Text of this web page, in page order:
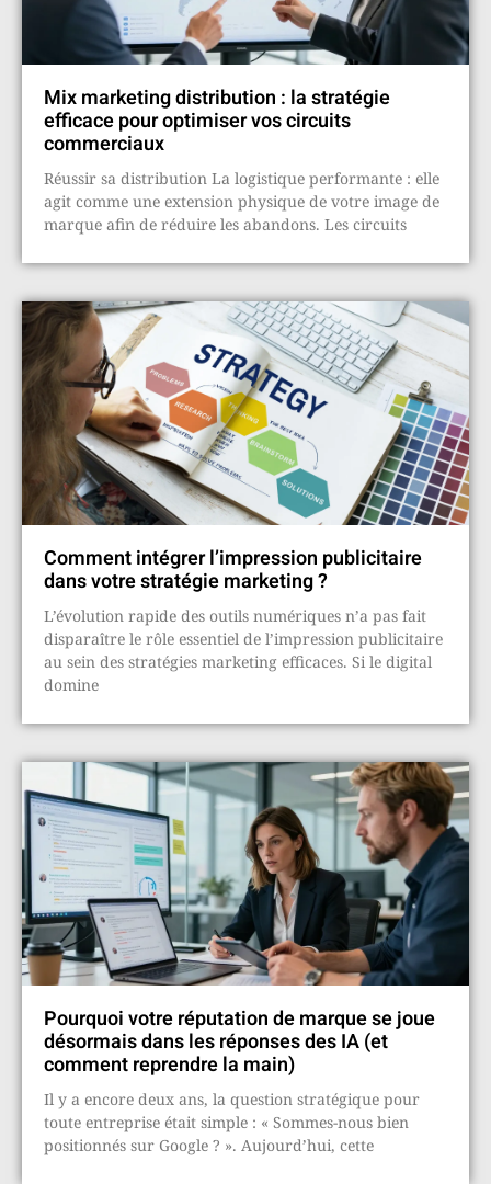
Mix marketing distribution : la stratégie
efficace pour optimiser vos circuits
commerciaux
Réussir sa distribution La logistique performante : elle
agit comme une extension physique de votre image de
marque afin de réduire les abandons. Les circuits
Comment intégrer l’impression publicitaire
dans votre stratégie marketing ?
L’évolution rapide des outils numériques n’a pas fait
disparaître le rôle essentiel de l’impression publicitaire
au sein des stratégies marketing efficaces. Si le digital
domine
Pourquoi votre réputation de marque se joue
désormais dans les réponses des IA (et
comment reprendre la main)
Il y a encore deux ans, la question stratégique pour
toute entreprise était simple : « Sommes-nous bien
positionnés sur Google ? ». Aujourd’hui, cette